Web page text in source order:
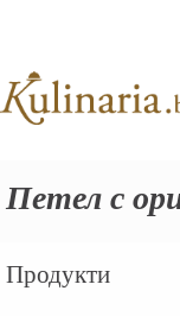
Петел с
Продукти